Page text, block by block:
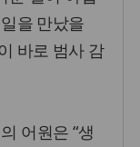
을 만났을
바로 범사 감
어원은 “생